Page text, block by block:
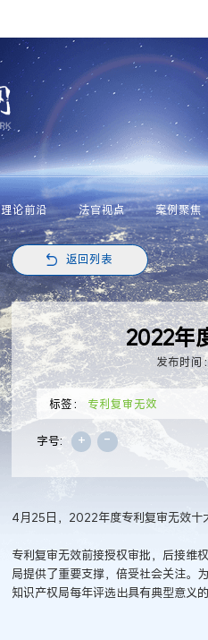
理论前沿 法官视点 案例聚焦
返回列表
2022年
发布时
标签： 专利复审无效
字号: + -
4月25日，2022年度专利复审无效十
专利复审无效前接授权审批，后接维
局提供了重要支撑，倍受社会关注。
知识产权局每年评选出具有典型意义